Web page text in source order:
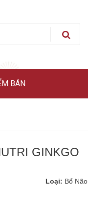
BÁN
GINKGO
Loại: Bổ Não